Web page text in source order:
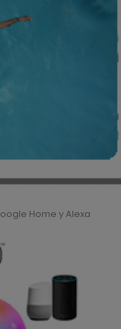
Home y Alexa